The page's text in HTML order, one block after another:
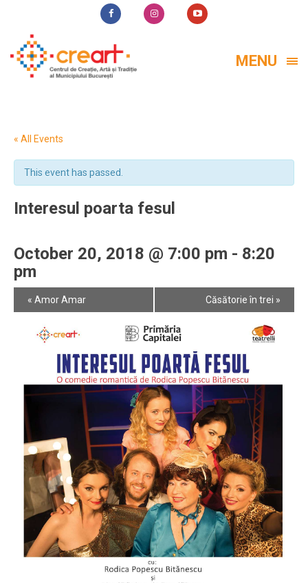
MENU
« All Events
This event has passed.
Interesul poarta fesul
October 20, 2018 @ 7:00 pm - 8:20
pm
Event
Navigation
« Amor Amar Căsătorie în trei »